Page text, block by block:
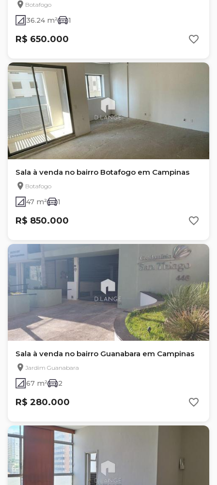
Botafogo
36.24 m² 1
R$ 650.000
Sala à venda no bairro Botafogo em Campinas
Botafogo
47 m² 1
R$ 850.000
Sala à venda no bairro Guanabara em Campinas
Jardim Guanabara
67 m² 2
R$ 280.000